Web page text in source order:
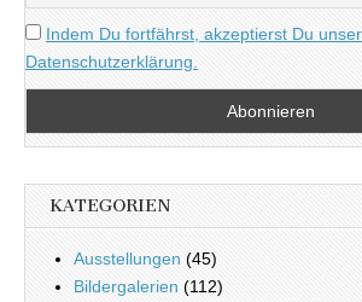
Indem Du fortfährst, akzeptierst Du
Datenschutzerklärung.
KATEGORIEN
Ausstellungen (45)
Bildergalerien (112)